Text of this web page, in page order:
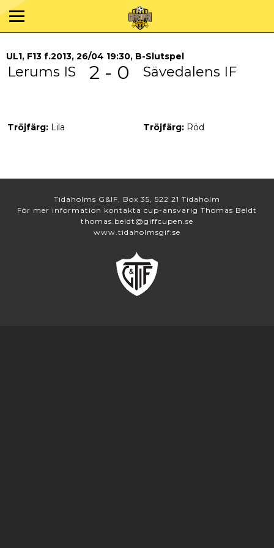
UL1, F13 f.2013, 26/04 19:30, B-Slutspel
Lerums IS 2 - 0 Sävedalens IF
Tröjfärg: Lila Tröjfärg: Röd
Tidaholms G&IF, Box 35, 522 21 Tidaholm
För mer information kontakta cup-ansvarig Thomas Beldt
thomas.beldt@giffcupen.se
www.tidaholmsgif.se